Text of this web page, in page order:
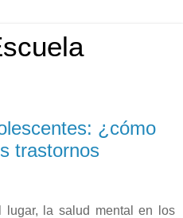
¿cómo
trastornos
lugar, la salud mental en los